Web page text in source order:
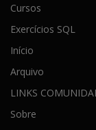
Cursos
Exercícios SQL
Início
Arquivo
LINKS
Sobre